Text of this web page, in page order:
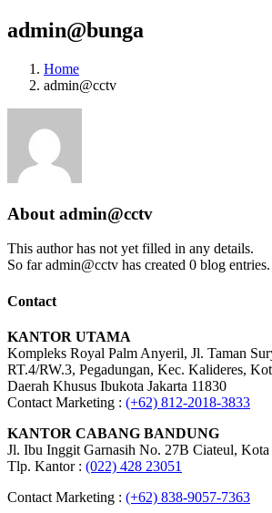
admin@bunga
Home
admin@cctv
About admin@cctv
This author has not yet filled in any details.
So far admin@cctv has created 0 blog entries.
Contact
KANTOR UTAMA
Kompleks Royal Palm Anyeril, Jl. Taman
RT.4/RW.3, Pegadungan, Kec. Kalideres,
Daerah Khusus Ibukota Jakarta 11830
Contact Marketing : (+62) 812-2018-3833
KANTOR CABANG BANDUNG
Jl. Ibu Inggit Garnasih No. 27B Ciateul,
Tlp. Kantor : (022) 428 23051
Contact Marketing : (+62) 838-9057-7363